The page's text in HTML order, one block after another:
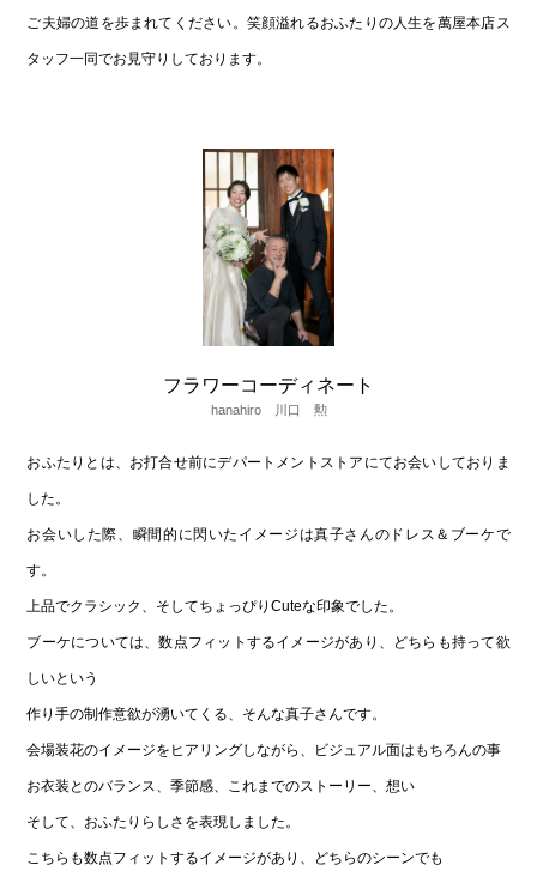
ご夫婦の道を歩まれてください。笑顔溢れるおふたりの人生を萬屋本店ス
タッフ一同でお見守りしております。
フラワーコーディネート
hanahiro 川口 勲
おふたりとは、お打合せ前にデパートメントストアにてお会いしておりま
した。
お会いした際、瞬間的に閃いたイメージは真子さんのドレス＆ブーケで
す。
上品でクラシック、そしてちょっぴりCuteな印象でした。
ブーケについては、数点フィットするイメージがあり、どちらも持って欲
しいという
作り手の制作意欲が湧いてくる、そんな真子さんです。
会場装花のイメージをヒアリングしながら、ビジュアル面はもちろんの事
お衣装とのバランス、季節感、これまでのストーリー、想い
そして、おふたりらしさを表現しました。
こちらも数点フィットするイメージがあり、どちらのシーンでも